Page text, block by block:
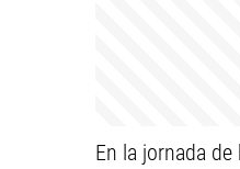
En la jornada